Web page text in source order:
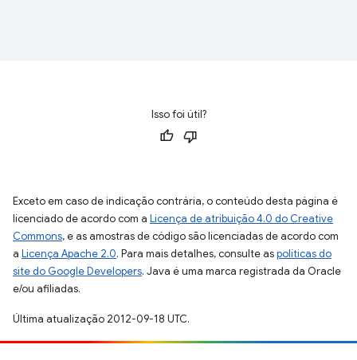
Isso foi útil?
Exceto em caso de indicação contrária, o conteúdo desta página é
licenciado de acordo com a Licença de atribuição 4.0 do Creative
Commons, e as amostras de código são licenciadas de acordo com
a Licença Apache 2.0. Para mais detalhes, consulte aspolíticas do
site do Google Developers. Java é uma marca registrada da Oracle
e/ou afiliadas.
Última atualização 2012-09-18 UTC.